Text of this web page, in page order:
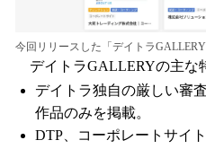
今回リリースした「デイトラGALLERY
デイトラGALLERYの主な
デイトラ独自の厳しい審
作品のみを掲載。
DTP、コーポレートサイ